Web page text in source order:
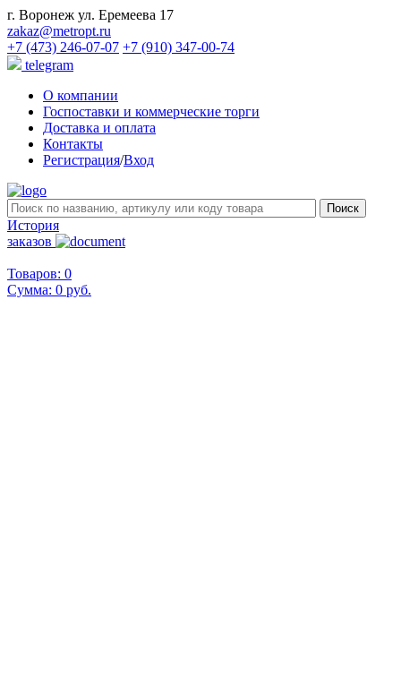
г. Воронеж ул. Еремеева 17
zakaz@metropt.ru
+7 (473) 246-07-07 +7 (910) 347-00-74
telegram
О компании
Госпоставки и коммерческие торги
Доставка и оплата
Контакты
Регистрация/Вход
История
заказов
Товаров: 0
Сумма: 0 руб.